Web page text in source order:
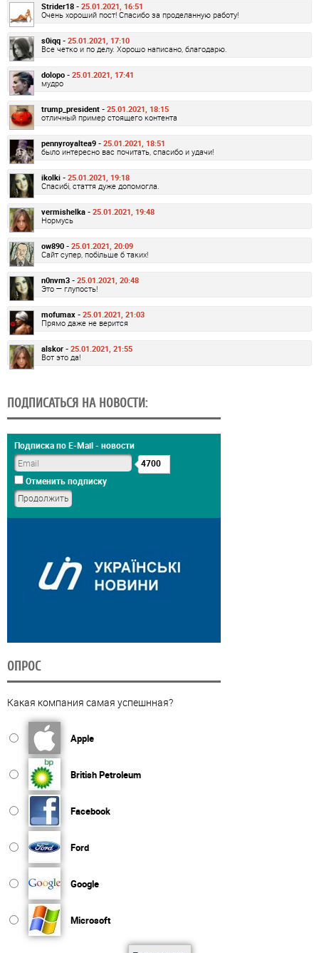
Strider18 - 25.01.2021, 16:51
Очень хороший пост! Спасибо за проделанную работу!
s0iqq - 25.01.2021, 17:10
Все четко и по делу. Хорошо написано, благодарю.
dolopo - 25.01.2021, 17:41
мудро
trump_president - 25.01.2021, 18:15
отличный пример стоящего контента
pennyroyaltea9 - 25.01.2021, 18:51
было интересно вас почитать, спасибо и удачи!
ikolki - 25.01.2021, 19:18
Спасибі, стаття дуже допомогла.
vermishelka - 25.01.2021, 19:48
Нормусь
ow890 - 25.01.2021, 20:09
Сайт супер, побільше б таких!
n0nvm3 - 25.01.2021, 20:48
Это — глупость!
mofumax - 25.01.2021, 21:03
Прямо даже не верится
alskor - 25.01.2021, 21:55
Вот это да!
ПОДПИСАТЬСЯ НА НОВОСТИ:
Подписка по E-Mail - новости
4700
Отменить подписку
ОПРОС
Какая компания самая успешнная?
Apple
British Petroleum
Facebook
Ford
Google
Microsoft